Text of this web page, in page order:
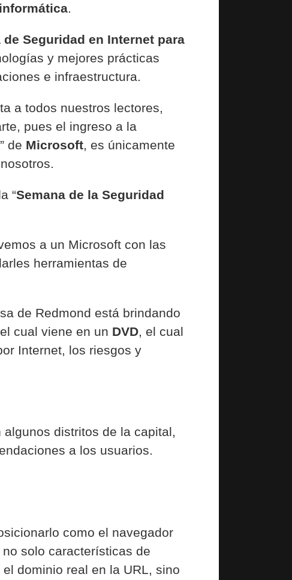
de Seguridad en Internet para
y mejores prácticas
e infraestructura.
a todos nuestros lectores,
pues el ingreso a la
” de Microsoft, es únicamente
“Semana de la Seguridad
a un Microsoft con las
herramientas de
de Redmond está brindando
cual viene en un DVD, el cual
Internet, los riesgos y
distritos de la capital,
a los usuarios.
como el navegador
solo características de
dominio real en la URL, sino